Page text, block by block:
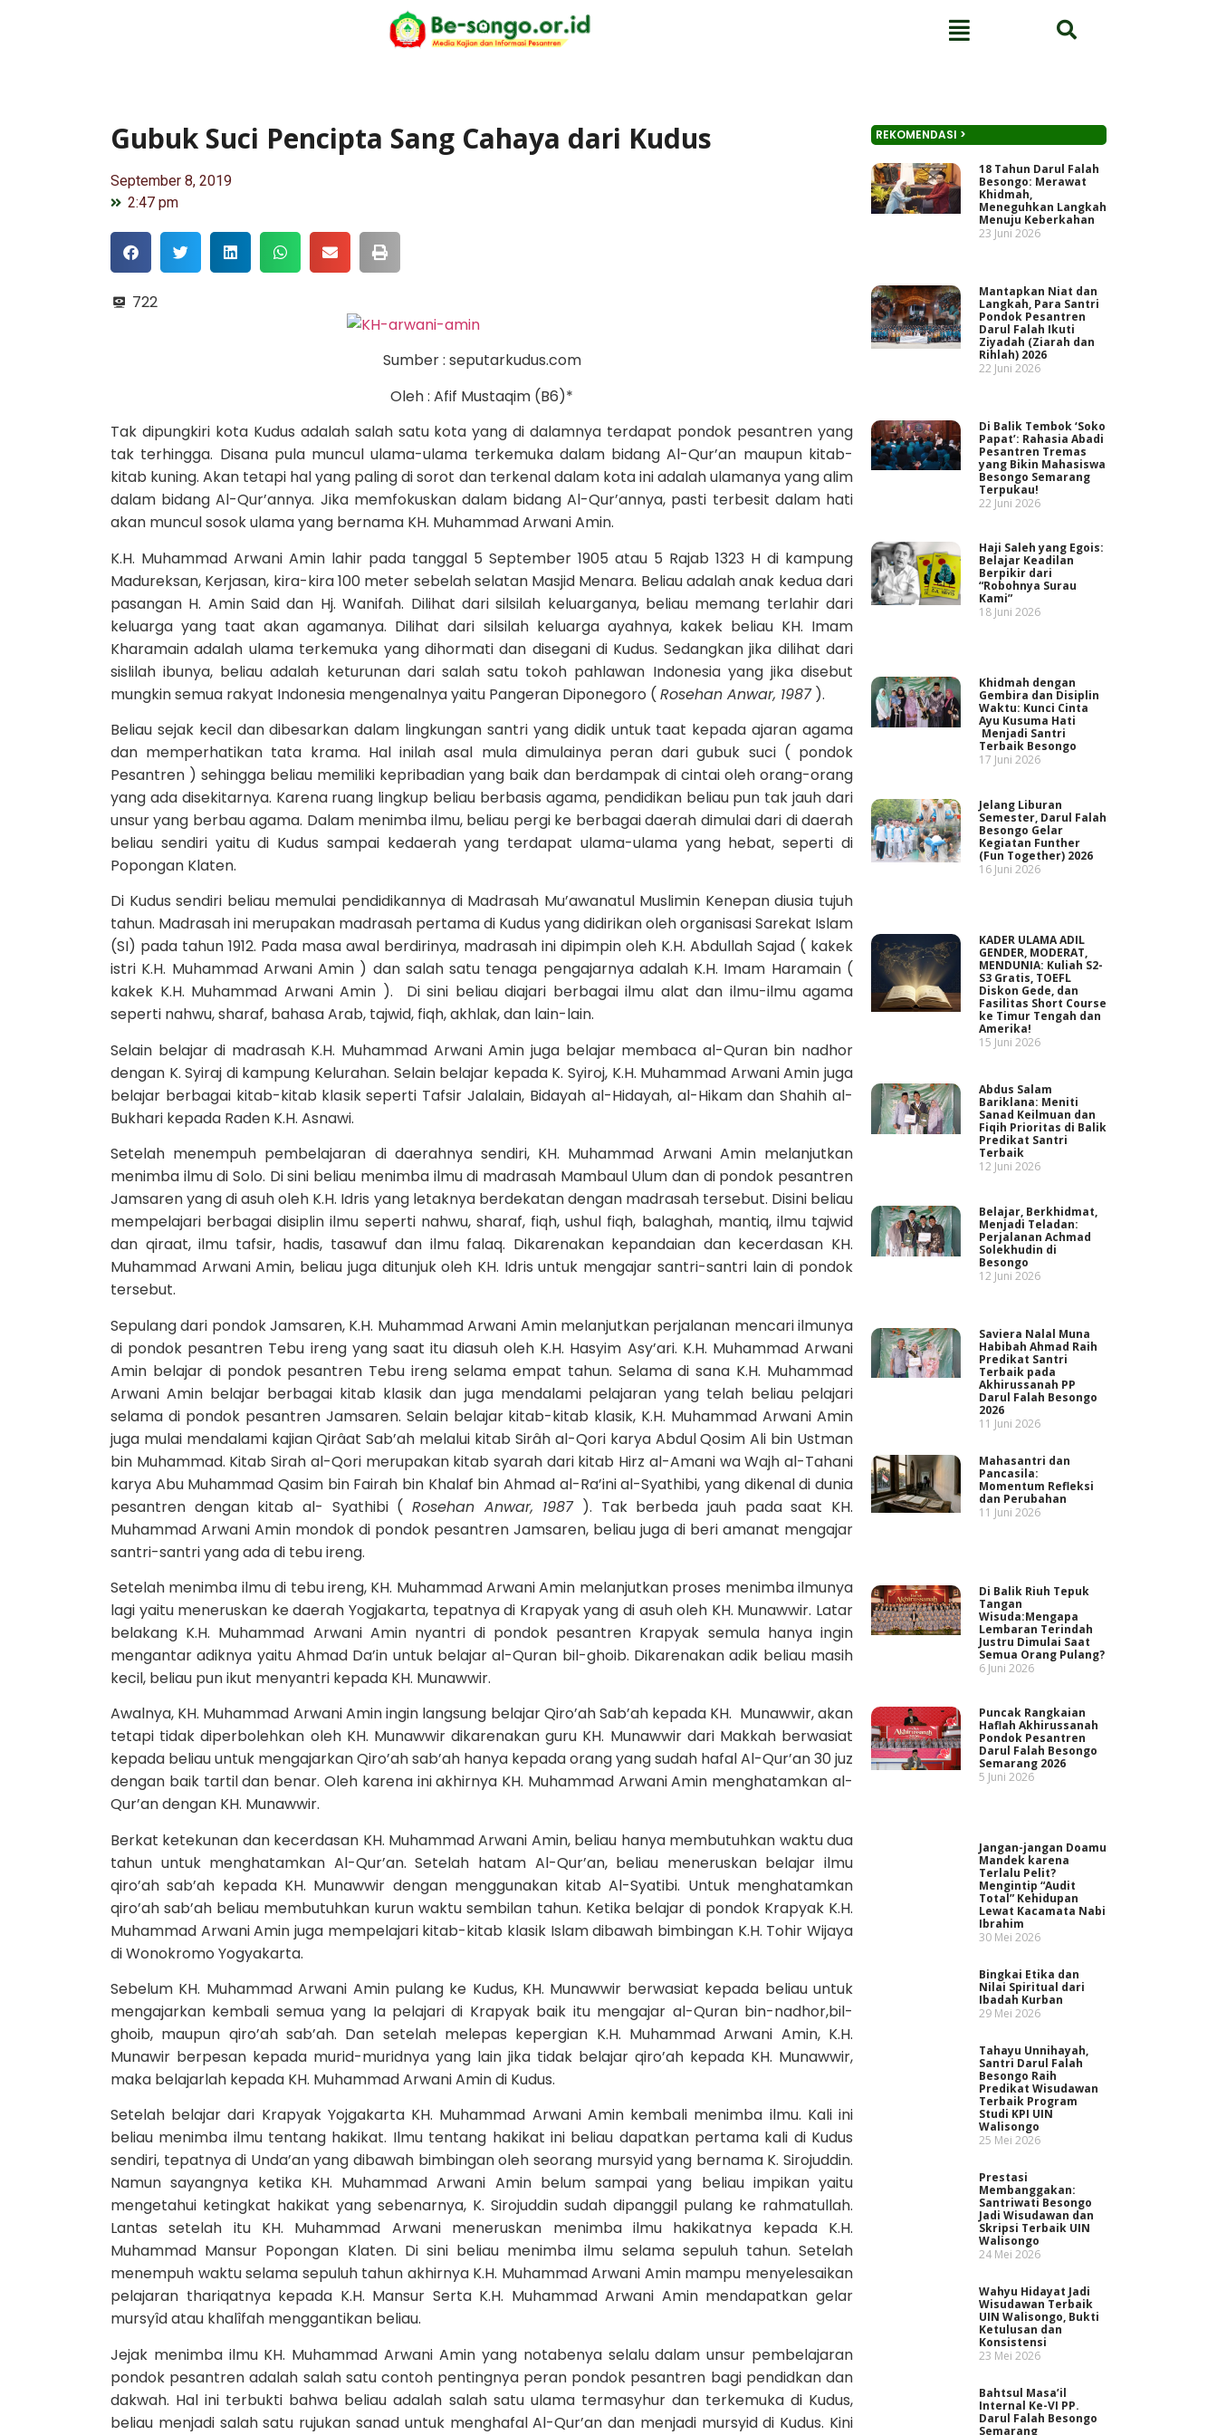
Gubuk Suci Pencipta Sang Cahaya dari Kudus
September 8, 2019
2:47 pm
722
Sumber : seputarkudus.com
Oleh : Afif Mustaqim (B6)*
Tak dipungkiri kota Kudus adalah salah satu kota yang di dalamnya terdapat pondok pesantren yang
tak terhingga. Disana pula muncul ulama-ulama terkemuka dalam bidang Al-Qur’an maupun kitab-
kitab kuning. Akan tetapi hal yang paling di sorot dan terkenal dalam kota ini adalah ulamanya yang alim
dalam bidang Al-Qur’annya. Jika memfokuskan dalam bidang Al-Qur’annya, pasti terbesit dalam hati
akan muncul sosok ulama yang bernama KH. Muhammad Arwani Amin.
K.H. Muhammad Arwani Amin lahir pada tanggal 5 September 1905 atau 5 Rajab 1323 H di kampung
Madureksan, Kerjasan, kira-kira 100 meter sebelah selatan Masjid Menara. Beliau adalah anak kedua dari
pasangan H. Amin Said dan Hj. Wanifah. Dilihat dari silsilah keluarganya, beliau memang terlahir dari
keluarga yang taat akan agamanya. Dilihat dari silsilah keluarga ayahnya, kakek beliau KH. Imam
Kharamain adalah ulama terkemuka yang dihormati dan disegani di Kudus. Sedangkan jika dilihat dari
sislilah ibunya, beliau adalah keturunan dari salah satu tokoh pahlawan Indonesia yang jika disebut
mungkin semua rakyat Indonesia mengenalnya yaitu Pangeran Diponegoro ( Rosehan Anwar, 1987).
Beliau sejak kecil dan dibesarkan dalam lingkungan santri yang didik untuk taat kepada ajaran agama
dan memperhatikan tata krama. Hal inilah asal mula dimulainya peran dari gubuk suci ( pondok
Pesantren ) sehingga beliau memiliki kepribadian yang baik dan berdampak di cintai oleh orang-orang
yang ada disekitarnya. Karena ruang lingkup beliau berbasis agama, pendidikan beliau pun tak jauh dari
unsur yang berbau agama. Dalam menimba ilmu, beliau pergi ke berbagai daerah dimulai dari di daerah
beliau sendiri yaitu di Kudus sampai kedaerah yang terdapat ulama-ulama yang hebat, seperti di
Popongan Klaten.
Di Kudus sendiri beliau memulai pendidikannya di Madrasah Mu’awanatul Muslimin Kenepan diusia tujuh
tahun. Madrasah ini merupakan madrasah pertama di Kudus yang didirikan oleh organisasi Sarekat Islam
(SI) pada tahun 1912. Pada masa awal berdirinya, madrasah ini dipimpin oleh K.H. Abdullah Sajad ( kakek
istri K.H. Muhammad Arwani Amin ) dan salah satu tenaga pengajarnya adalah K.H. Imam Haramain (
kakek K.H. Muhammad Arwani Amin ). Di sini beliau diajari berbagai ilmu alat dan ilmu-ilmu agama
seperti nahwu, sharaf, bahasa Arab, tajwid, fiqh, akhlak, dan lain-lain.
Selain belajar di madrasah K.H. Muhammad Arwani Amin juga belajar membaca al-Quran bin nadhor
dengan K. Syiraj di kampung Kelurahan. Selain belajar kepada K. Syiroj, K.H. Muhammad Arwani Amin juga
belajar berbagai kitab-kitab klasik seperti Tafsir Jalalain, Bidayah al-Hidayah, al-Hikam dan Shahih al-
Bukhari kepada Raden K.H. Asnawi.
Setelah menempuh pembelajaran di daerahnya sendiri, KH. Muhammad Arwani Amin melanjutkan
menimba ilmu di Solo. Di sini beliau menimba ilmu di madrasah Mambaul Ulum dan di pondok pesantren
Jamsaren yang di asuh oleh K.H. Idris yang letaknya berdekatan dengan madrasah tersebut. Disini beliau
mempelajari berbagai disiplin ilmu seperti nahwu, sharaf, fiqh, ushul fiqh, balaghah, mantiq, ilmu tajwid
dan qiraat, ilmu tafsir, hadis, tasawuf dan ilmu falaq. Dikarenakan kepandaian dan kecerdasan KH.
Muhammad Arwani Amin, beliau juga ditunjuk oleh KH. Idris untuk mengajar santri-santri lain di pondok
tersebut.
Sepulang dari pondok Jamsaren, K.H. Muhammad Arwani Amin melanjutkan perjalanan mencari ilmunya
di pondok pesantren Tebu ireng yang saat itu diasuh oleh K.H. Hasyim Asy’ari. K.H. Muhammad Arwani
Amin belajar di pondok pesantren Tebu ireng selama empat tahun. Selama di sana K.H. Muhammad
Arwani Amin belajar berbagai kitab klasik dan juga mendalami pelajaran yang telah beliau pelajari
selama di pondok pesantren Jamsaren. Selain belajar kitab-kitab klasik, K.H. Muhammad Arwani Amin
juga mulai mendalami kajian Qirâat Sab’ah melalui kitab Sirâh al-Qori karya Abdul Qosim Ali bin Ustman
bin Muhammad. Kitab Sirah al-Qori merupakan kitab syarah dari kitab Hirz al-Amani wa Wajh al-Tahani
karya Abu Muhammad Qasim bin Fairah bin Khalaf bin Ahmad al-Ra’ini al-Syathibi, yang dikenal di dunia
pesantren dengan kitab al- Syathibi ( Rosehan Anwar, 1987). Tak berbeda jauh pada saat KH.
Muhammad Arwani Amin mondok di pondok pesantren Jamsaren, beliau juga di beri amanat mengajar
santri-santri yang ada di tebu ireng.
Setelah menimba ilmu di tebu ireng, KH. Muhammad Arwani Amin melanjutkan proses menimba ilmunya
lagi yaitu meneruskan ke daerah Yogjakarta, tepatnya di Krapyak yang di asuh oleh KH. Munawwir. Latar
belakang K.H. Muhammad Arwani Amin nyantri di pondok pesantren Krapyak semula hanya ingin
mengantar adiknya yaitu Ahmad Da’in untuk belajar al-Quran bil-ghoib. Dikarenakan adik beliau masih
kecil, beliau pun ikut menyantri kepada KH. Munawwir.
Awalnya, KH. Muhammad Arwani Amin ingin langsung belajar Qiro’ah Sab’ah kepada KH. Munawwir, akan
tetapi tidak diperbolehkan oleh KH. Munawwir dikarenakan guru KH. Munawwir dari Makkah berwasiat
kepada beliau untuk mengajarkan Qiro’ah sab’ah hanya kepada orang yang sudah hafal Al-Qur’an 30 juz
dengan baik tartil dan benar. Oleh karena ini akhirnya KH. Muhammad Arwani Amin menghatamkan al-
Qur’an dengan KH. Munawwir.
Berkat ketekunan dan kecerdasan KH. Muhammad Arwani Amin, beliau hanya membutuhkan waktu dua
tahun untuk menghatamkan Al-Qur’an. Setelah hatam Al-Qur’an, beliau meneruskan belajar ilmu
qiro’ah sab’ah kepada KH. Munawwir dengan menggunakan kitab Al-Syatibi. Untuk menghatamkan
qiro’ah sab’ah beliau membutuhkan kurun waktu sembilan tahun. Ketika belajar di pondok Krapyak K.H.
Muhammad Arwani Amin juga mempelajari kitab-kitab klasik Islam dibawah bimbingan K.H. Tohir Wijaya
di Wonokromo Yogyakarta.
Sebelum KH. Muhammad Arwani Amin pulang ke Kudus, KH. Munawwir berwasiat kepada beliau untuk
mengajarkan kembali semua yang Ia pelajari di Krapyak baik itu mengajar al-Quran bin-nadhor,bil-
ghoib, maupun qiro’ah sab’ah. Dan setelah melepas kepergian K.H. Muhammad Arwani Amin, K.H.
Munawir berpesan kepada murid-muridnya yang lain jika tidak belajar qiro’ah kepada KH. Munawwir,
maka belajarlah kepada KH. Muhammad Arwani Amin di Kudus.
Setelah belajar dari Krapyak Yojgakarta KH. Muhammad Arwani Amin kembali menimba ilmu. Kali ini
beliau menimba ilmu tentang hakikat. Ilmu tentang hakikat ini beliau dapatkan pertama kali di Kudus
sendiri, tepatnya di Unda’an yang dibawah bimbingan oleh seorang mursyid yang bernama K. Sirojuddin.
Namun sayangnya ketika KH. Muhammad Arwani Amin belum sampai yang beliau impikan yaitu
mengetahui ketingkat hakikat yang sebenarnya, K. Sirojuddin sudah dipanggil pulang ke rahmatullah.
Lantas setelah itu KH. Muhammad Arwani meneruskan menimba ilmu hakikatnya kepada K.H.
Muhammad Mansur Popongan Klaten. Di sini beliau menimba ilmu selama sepuluh tahun. Setelah
menempuh waktu selama sepuluh tahun akhirnya K.H. Muhammad Arwani Amin mampu menyelesaikan
pelajaran thariqatnya kepada K.H. Mansur Serta K.H. Muhammad Arwani Amin mendapatkan gelar
mursyîd atau khalîfah menggantikan beliau.
Jejak menimba ilmu KH. Muhammad Arwani Amin yang notabenya selalu dalam unsur pembelajaran
pondok pesantren adalah salah satu contoh pentingnya peran pondok pesantren bagi pendidkan dan
dakwah. Hal ini terbukti bahwa beliau adalah salah satu ulama termasyhur dan terkemuka di Kudus,
beliau menjadi salah satu rujukan sanad untuk menghafal Al-Qur’an dan menjadi mursyid di Kudus. Kini
REKOMENDASI >
18 Tahun Darul Falah
Besongo: Merawat
Khidmah,
Meneguhkan Langkah
Menuju Keberkahan
23 Juni 2026
Mantapkan Niat dan
Langkah, Para Santri
Pondok Pesantren
Darul Falah Ikuti
Ziyadah (Ziarah dan
Rihlah) 2026
22 Juni 2026
Di Balik Tembok ‘Soko
Papat’: Rahasia Abadi
Pesantren Tremas
yang Bikin Mahasiswa
Besongo Semarang
Terpukau!
22 Juni 2026
Haji Saleh yang Egois:
Belajar Keadilan
Berpikir dari
“Robohnya Surau
Kami”
18 Juni 2026
Khidmah dengan
Gembira dan Disiplin
Waktu: Kunci Cinta
Ayu Kusuma Hati
Menjadi Santri
Terbaik Besongo
17 Juni 2026
Jelang Liburan
Semester, Darul Falah
Besongo Gelar
Kegiatan Funther
(Fun Together) 2026
16 Juni 2026
KADER ULAMA ADIL
GENDER, MODERAT,
MENDUNIA: Kuliah S2-
S3 Gratis, TOEFL
Diskon Gede, dan
Fasilitas Short Course
ke Timur Tengah dan
Amerika!
15 Juni 2026
Abdus Salam
Bariklana: Meniti
Sanad Keilmuan dan
Fiqih Prioritas di Balik
Predikat Santri
Terbaik
12 Juni 2026
Belajar, Berkhidmat,
Menjadi Teladan:
Perjalanan Achmad
Solekhudin di
Besongo
12 Juni 2026
Saviera Nalal Muna
Habibah Ahmad Raih
Predikat Santri
Terbaik pada
Akhirussanah PP
Darul Falah Besongo
2026
11 Juni 2026
Mahasantri dan
Pancasila:
Momentum Refleksi
dan Perubahan
11 Juni 2026
Di Balik Riuh Tepuk
Tangan
Wisuda:Mengapa
Lembaran Terindah
Justru Dimulai Saat
Semua Orang Pulang?
6 Juni 2026
Puncak Rangkaian
Haflah Akhirussanah
Pondok Pesantren
Darul Falah Besongo
Semarang 2026
5 Juni 2026
Jangan-jangan Doamu
Mandek karena
Terlalu Pelit?
Mengintip “Audit
Total” Kehidupan
Lewat Kacamata Nabi
Ibrahim
30 Mei 2026
Bingkai Etika dan
Nilai Spiritual dari
Ibadah Kurban
29 Mei 2026
Tahayu Unnihayah,
Santri Darul Falah
Besongo Raih
Predikat Wisudawan
Terbaik Program
Studi KPI UIN
Walisongo
25 Mei 2026
Prestasi
Membanggakan:
Santriwati Besongo
Jadi Wisudawan dan
Skripsi Terbaik UIN
Walisongo
24 Mei 2026
Wahyu Hidayat Jadi
Wisudawan Terbaik
UIN Walisongo, Bukti
Ketulusan dan
Konsistensi
23 Mei 2026
Bahtsul Masa’il
Internal Ke-VI PP.
Darul Falah Besongo
Semarang